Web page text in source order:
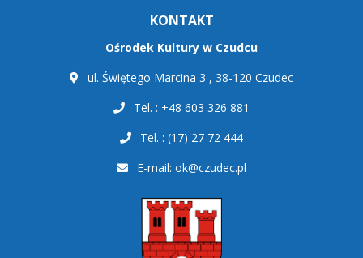
KONTAKT
Ośrodek Kultury w Czudcu
ul. Świętego Marcina 3 , 38-120 Czudec
Tel. : +48 603 326 881
Tel. : (17) 27 72 444
E-mail: ok@czudec.pl